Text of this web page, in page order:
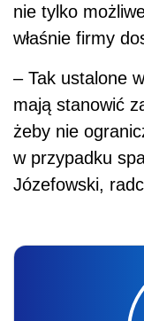
nie tylko
właśnie firmy
– Tak ustalone
mają stanowić
żeby nie
w przypadku
Józefowski,